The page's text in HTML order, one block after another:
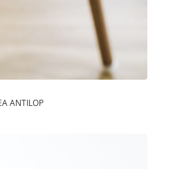
ANTILOP